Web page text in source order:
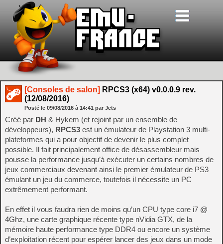
[Consoles de salon] RPCS3 (x64) v0.0.0.9 rev.
(12/08/2016)
Posté le 09/08/2016 à 14:41 par Jets
Créé par DH & Hykem (et rejoint par un ensemble de
développeurs), RPCS3 est un émulateur de Playstation 3 multi-
plateformes qui a pour objectif de devenir le plus complet
possible. Il fait principalement office de désassembleur mais
pousse la performance jusqu’à exécuter un certains nombres de
jeux commerciaux devenant ainsi le premier émulateur de PS3
émulant un jeu du commerce, toutefois il nécessite un PC
extrêmement performant.
En effet il vous faudra rien de moins qu’un CPU type core i7 @
4Ghz, une carte graphique récente type nVidia GTX, de la
mémoire haute performance type DDR4 ou encore un système
d’exploitation récent pour espérer lancer des jeux dans un mode